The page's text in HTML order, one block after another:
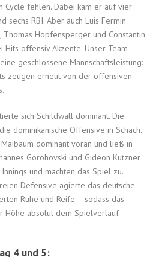
Cycle fehlen. Dabei kam er auf vier
sechs RBI. Aber auch Luis Fermin
Thomas Hopfensperger und Constantin
offensiv Akzente. Unser Team
geschlossene Mannschaftsleistung:
zeugen erneut von der offensiven
sich Schildwall dominant. Die
dominikanische Offensive in Schach.
dominant voran und ließ in
Gorohovski und Gideon Kutzner
und machten das Spiel zu.
Defensive agierte das deutsche
Ruhe und Reife – sodass das
Höhe absolut dem Spielverlauf
4 und 5: